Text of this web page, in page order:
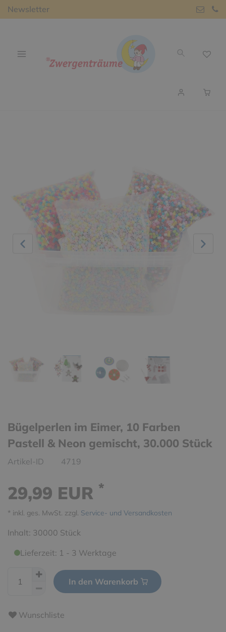
Newsletter
Bügelperlen im Eimer, 10 Farben
Pastell & Neon gemischt, 30.000 Stück
Artikel-ID 4719
29,99 EUR *
* inkl. ges. MwSt. zzgl. Service- und Versandkosten
Inhalt: 30000 Stück
Lieferzeit: 1 - 3 Werktage
In den Warenkorb
Wunschliste